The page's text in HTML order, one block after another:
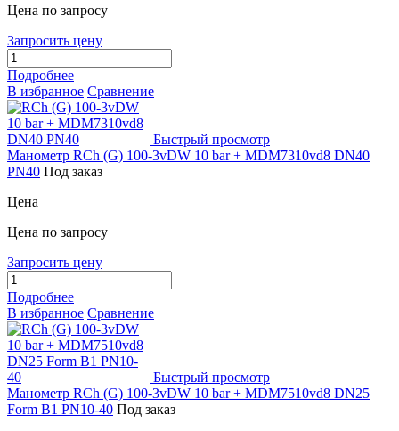
Цена по запросу
Запросить цену
Подробнее
В избранное Сравнение
Быстрый просмотр
Манометр RCh (G) 100-3vDW 10 bar + MDM7310vd8 DN40
PN40 Под заказ
Цена
Цена по запросу
Запросить цену
Подробнее
В избранное Сравнение
Быстрый просмотр
Манометр RCh (G) 100-3vDW 10 bar + MDM7510vd8 DN25
Form B1 PN10-40 Под заказ